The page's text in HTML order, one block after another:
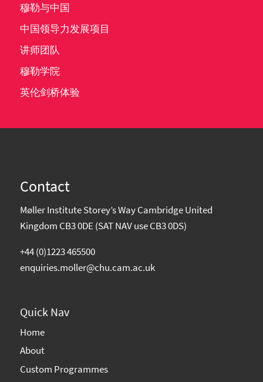
穆勒与中国
中国领导力发展项目
讲师团队
穆勒学院
英伦剑桥体验
Contact
Møller Institute Storey’s Way Cambridge United
Kingdom CB3 0DE (SAT NAV use CB3 0DS)
+44 (0)1223 465500
enquiries.moller@chu.cam.ac.uk
Quick Nav
Home
About
Custom Programmes